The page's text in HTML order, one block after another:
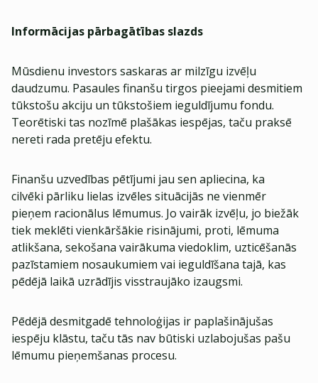
Informācijas pārbagātības slazds
Mūsdienu investors saskaras ar milzīgu izvēļu
daudzumu. Pasaules finanšu tirgos pieejami desmitiem
tūkstošu akciju un tūkstošiem ieguldījumu fondu.
Teorētiski tas nozīmē plašākas iespējas, taču praksē
nereti rada pretēju efektu.
Finanšu uzvedības pētījumi jau sen apliecina, ka
cilvēki pārliku lielas izvēles situācijās ne vienmēr
pieņem racionālus lēmumus. Jo vairāk izvēļu, jo biežāk
tiek meklēti vienkāršākie risinājumi, proti, lēmuma
atlikšana, sekošana vairākuma viedoklim, uzticēšanās
pazīstamiem nosaukumiem vai ieguldīšana tajā, kas
pēdējā laikā uzrādījis visstraujāko izaugsmi.
Pēdējā desmitgadē tehnoloģijas ir paplašinājušas
iespēju klāstu, taču tās nav būtiski uzlabojušas pašu
lēmumu pieņemšanas procesu.